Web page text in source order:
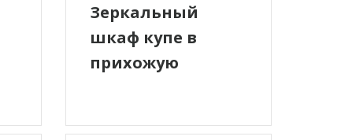
Зеркальный
шкаф купе в
прихожую